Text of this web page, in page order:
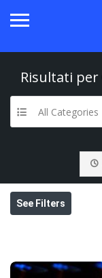
Risultati per
All Categories
See Filters